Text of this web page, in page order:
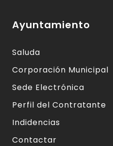
Ayuntamiento
Saluda
Corporación Municipal
Sede Electrónica
Perfil del Contratante
Indidencias
Contactar